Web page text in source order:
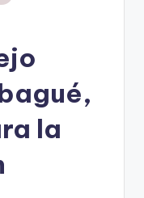
la